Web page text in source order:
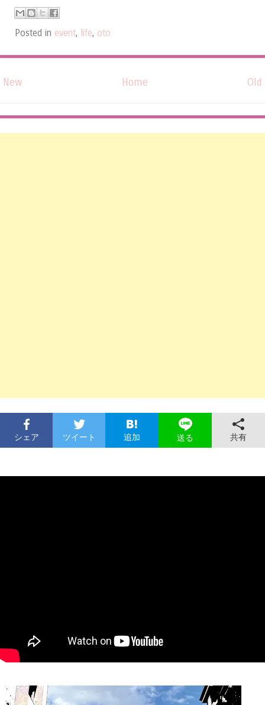
Posted in event, life, oto
New Old
Home
シェア ツイート 追加 送る 共有